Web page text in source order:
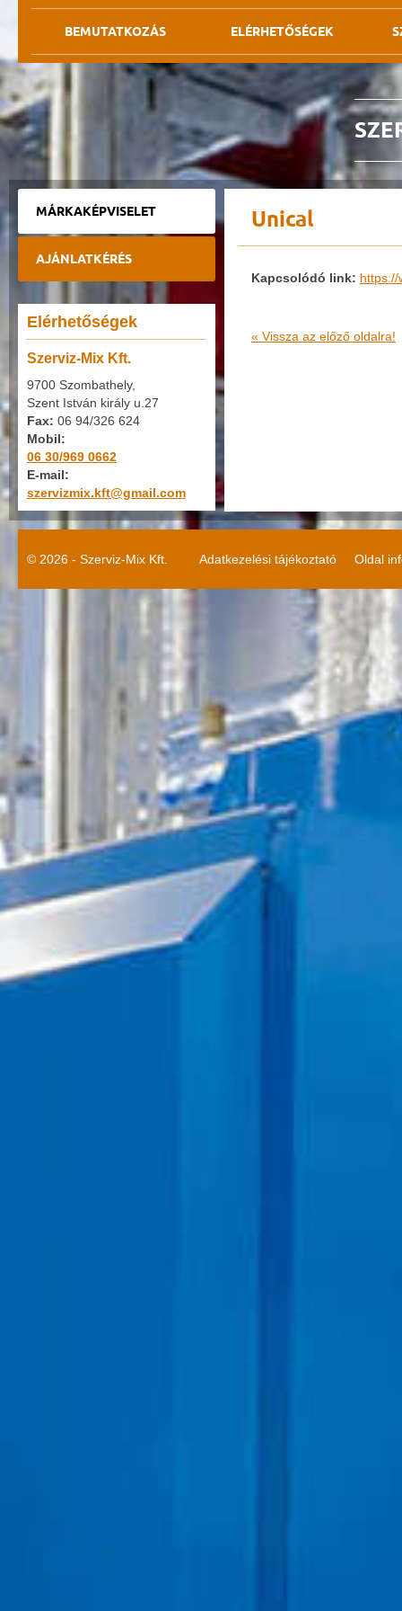
BEMUTATKOZÁS ELÉRHETŐSÉGEK
MÁRKAKÉPVISELET
AJÁNLATKÉRÉS
Elérhetőségek
Szerviz-Mix Kft.
9700 Szombathely,
Szent István király u.27
Fax: 06 94/326 624
Mobil:
06 30/969 0662
E-mail:
szervizmix.kft@gmail.com
Unical
Kapcsolódó link: https://
« Vissza az előző oldalra!
© 2026 - Szerviz-Mix Kft. Adatkezelési tájékoztató Oldal